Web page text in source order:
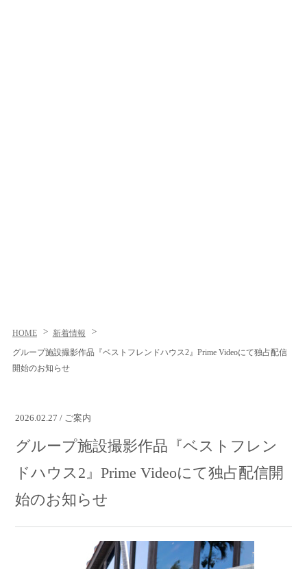
HOME
新着情報
グループ施設撮影作品『ベストフレンドハウス2』Prime Videoにて独占配信
開始のお知らせ
2026.02.27 / ご案内
グループ施設撮影作品『ベストフレン
ドハウス2』Prime Videoにて独占配信開
始のお知らせ